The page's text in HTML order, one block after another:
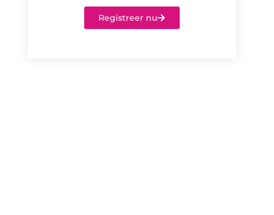
Registreer nu